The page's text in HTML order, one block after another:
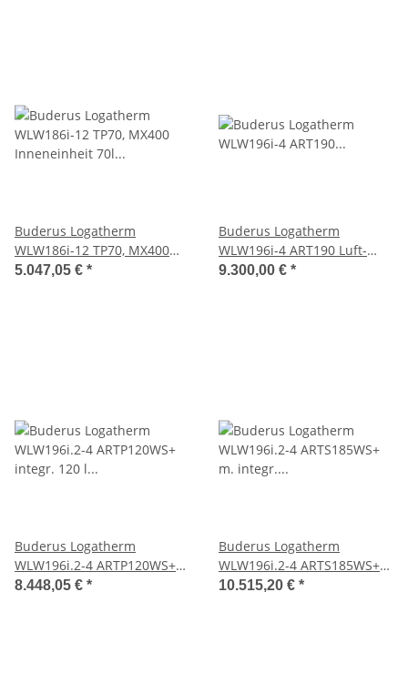
Buderus Logatherm
WLW186i-12 TP70, MX400
Inneneinheit 70l Puffer
5.047,05 € *
Buderus Logatherm
WLW196i-4 ART190 Luft-
Wasser-Wärmepumpe m.
9.300,00 € *
Buderus Logatherm
WLW196i.2-4 ARTP120WS+
integr. 120 l Pufferspeicher,
8.448,05 € *
Buderus Logatherm
WLW196i.2-4 ARTS185WS+
m. integr. Speicher 184l m.
10.515,20 € *